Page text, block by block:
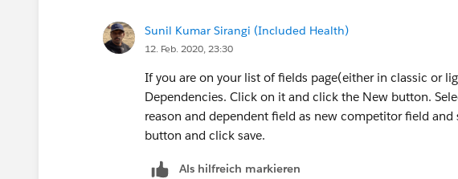
Sunil Kumar Sirangi (Included Health)
12. Feb. 2020, 23:30
If you are on your list of fields page(either in classic or
Dependencies. Click on it and click the New button.
reason and dependent field as new competitor field
button and click save.
Als hilfreich markieren